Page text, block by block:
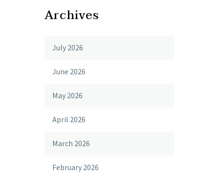
Archives
July 2026
June 2026
May 2026
April 2026
March 2026
February 2026